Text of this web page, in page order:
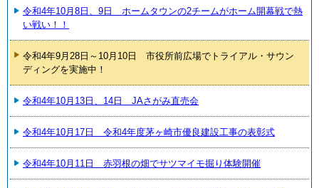
令和4年10月8日、9日 ホームタウンの2チームがホーム開幕戦で熱
い戦い！！
令和4年9月28日～10月10日 市役所前広場でトライアル・サウン
ディングを実施中！
令和4年10月13日、14日 JAさがみ直売会
令和4年10月17日 令和4年度茅ヶ崎市優良建設工事の表彰式
令和4年10月11日 赤羽根の畑でサツマイモ掘り体験開催